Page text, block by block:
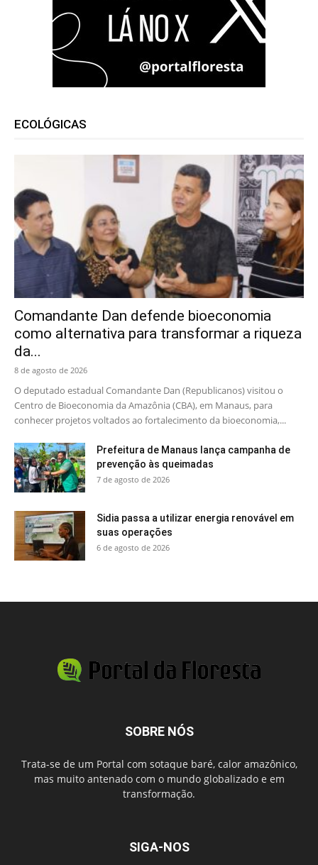
ECOLÓGICAS
Comandante Dan defende bioeconomia
como alternativa para transformar a riqueza
da...
8 de agosto de 2026
O deputado estadual Comandante Dan (Republicanos) visitou o
Centro de Bioeconomia da Amazônia (CBA), em Manaus, para
conhecer projetos voltados ao fortalecimento da bioeconomia,...
Prefeitura de Manaus lança campanha de
prevenção às queimadas
7 de agosto de 2026
Sidia passa a utilizar energia renovável em
suas operações
6 de agosto de 2026
SOBRE NÓS
Trata-se de um Portal com sotaque baré, calor amazônico,
mas muito antenado com o mundo globalizado e em
transformação.
SIGA-NOS